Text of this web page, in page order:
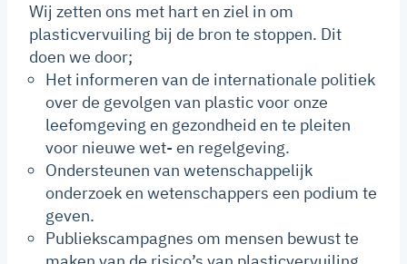
Wij zetten ons met hart en ziel in om
plasticvervuiling bij de bron te stoppen. Dit
doen we door;
Het informeren van de internationale politiek
over de gevolgen van plastic voor onze
leefomgeving en gezondheid en te pleiten
voor nieuwe wet- en regelgeving.
Ondersteunen van wetenschappelijk
onderzoek en wetenschappers een podium te
geven.
Publiekscampagnes om mensen bewust te